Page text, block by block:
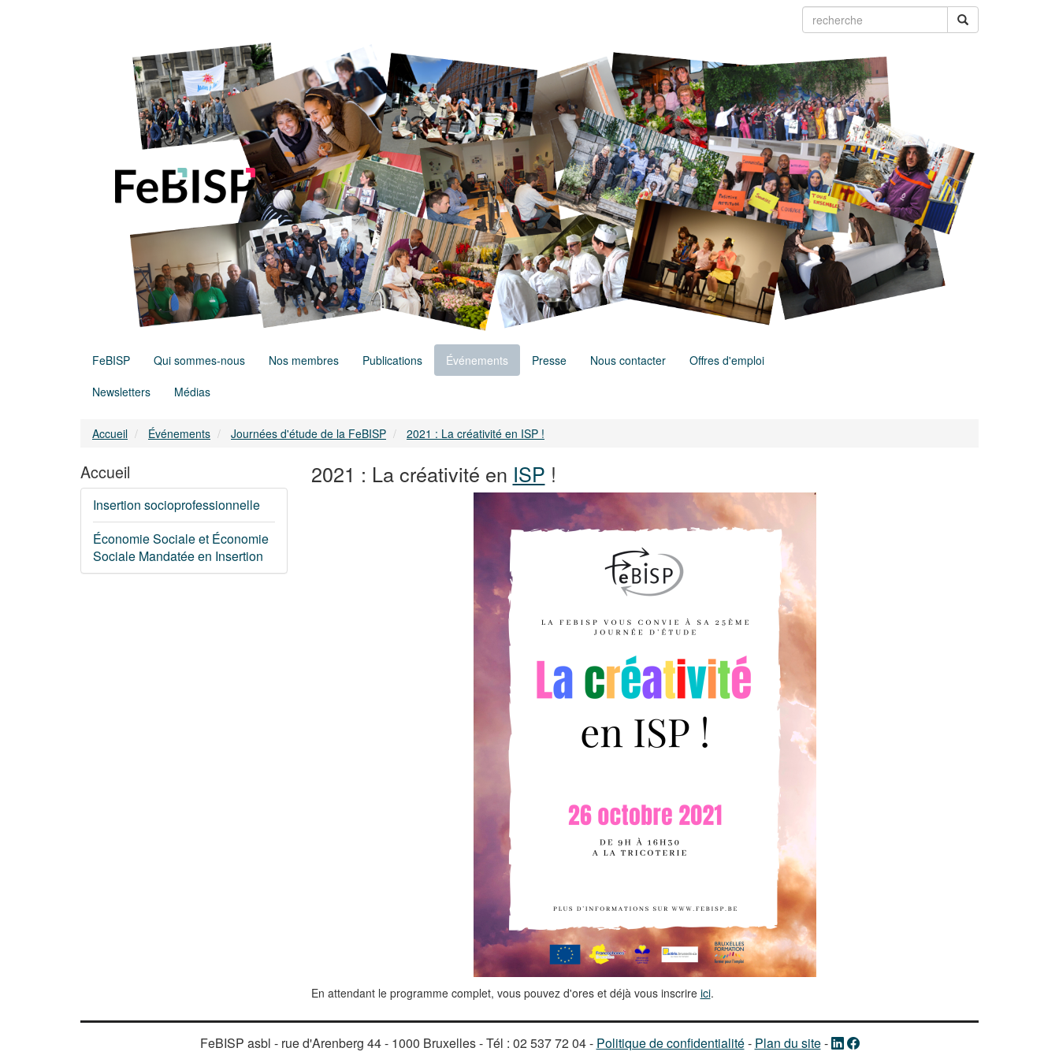
recherche recherche
FeBISP Qui sommes-nous Nos membres Publications Événements Presse Nous contacter
Offres d'emploi
Newsletters
Médias
Accueil Événements Journées d'étude de la FeBISP 2021 : La créativité en ISP !
Accueil
Insertion socioprofessionnelle
Économie Sociale et Économie
Sociale Mandatée en Insertion
2021 : La créativité en ISP !
En attendant le programme complet, vous pouvez d'ores et déjà vous inscrire ici.
FeBISP asbl - rue d'Arenberg 44 - 1000 Bruxelles - Tél : 02 537 72 04 - Politique de confidentialité- Plan du site-